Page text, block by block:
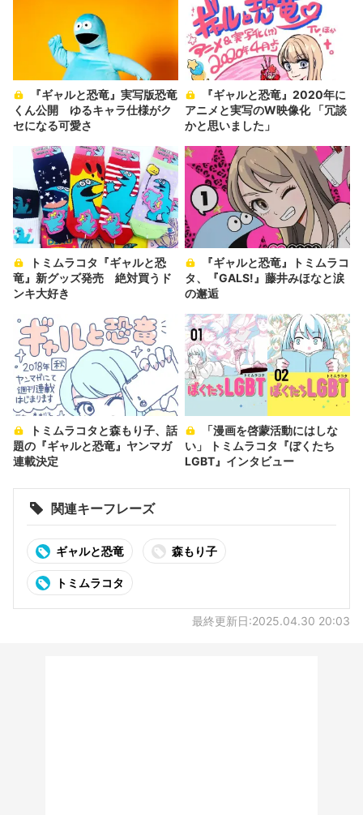
くん公開 ゆるキャラ仕様がク
セになる可愛さ
アニメと実写のW映像化 「冗談
かと思いました」
竜』新グッズ発売 絶対買うド
ンキ大好き
タ、『GALS!』藤井みほなと涙
の邂逅
題の『ギャルと恐竜』ヤンマガ
連載決定
い」 トミムラコタ『ぼくたち
LGBT』インタビュー
関連キーフレーズ
ギャルと恐竜 森もり子
トミムラコタ
最終更新日:2025.04.30 20:03